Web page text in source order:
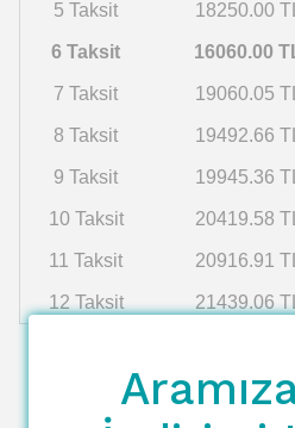
5 Taksit 18250.00 TL
6 Taksit 16060.00
7 Taksit 19060.05 TL
8 Taksit 19492.66 TL
9 Taksit 19945.36 TL
10 Taksit 20419.58 TL
11 Taksit 20916.91 TL
12 Taksit 21439.06